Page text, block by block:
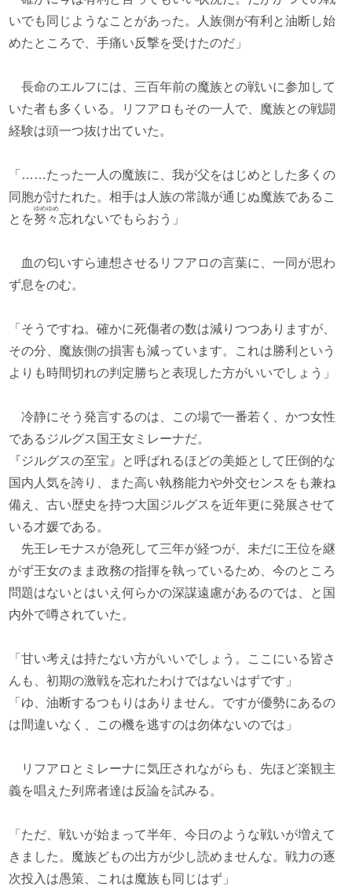
いでも同じようなことがあった。人族側が有利と油断し始
めたところで、手痛い反撃を受けたのだ」
長命のエルフには、三百年前の魔族との戦いに参加して
いた者も多くいる。リフアロもその一人で、魔族との戦闘
経験は頭一つ抜け出ていた。
「……たった一人の魔族に、我が父をはじめとした多くの
同胞が討たれた。相手は人族の常識が通じぬ魔族であるこ
とを努々
ゆめゆめ
忘れないでもらおう」
血の匂いすら連想させるリフアロの言葉に、一同が思わ
ず息をのむ。
「そうですね。確かに死傷者の数は減りつつありますが、
その分、魔族側の損害も減っています。これは勝利という
よりも時間切れの判定勝ちと表現した方がいいでしょう」
冷静にそう発言するのは、この場で一番若く、かつ女性
であるジルグス国王女ミレーナだ。
『ジルグスの至宝』と呼ばれるほどの美姫として圧倒的な
国内人気を誇り、また高い執務能力や外交センスをも兼ね
備え、古い歴史を持つ大国ジルグスを近年更に発展させて
いる才媛である。
先王レモナスが急死して三年が経つが、未だに王位を継
がず王女のまま政務の指揮を執っているため、今のところ
問題はないとはいえ何らかの深謀遠慮があるのでは、と国
内外で噂されていた。
「甘い考えは持たない方がいいでしょう。ここにいる皆さ
んも、初期の激戦を忘れたわけではないはずです」
「ゆ、油断するつもりはありません。ですが優勢にあるの
は間違いなく、この機を逃すのは勿体ないのでは」
リフアロとミレーナに気圧されながらも、先ほど楽観主
義を唱えた列席者達は反論を試みる。
「ただ、戦いが始まって半年、今日のような戦いが増えて
きました。魔族どもの出方が少し読めませんな。戦力の逐
次投入は愚策、これは魔族も同じはず」